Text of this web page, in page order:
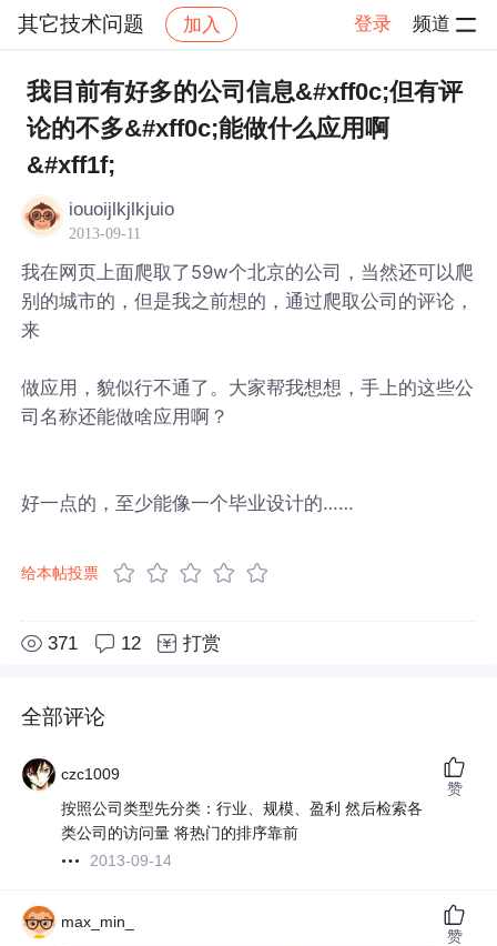
其它技术问题 加入 登录 频道
社区 其它技术问题 帖子详情
我目前有好多的公司信息&#xff0c;但有评
论的不多&#xff0c;能做什么应用啊
&#xff1f;
iouoijlkjlkjuio
2013-09-11
我在网页上面爬取了59w个北京的公司，当然还可以爬
别的城市的，但是我之前想的，通过爬取公司的评论，
来
做应用，貌似行不通了。大家帮我想想，手上的这些公
司名称还能做啥应用啊？
好一点的，至少能像一个毕业设计的……
给本帖投票
371 12 打赏
全部评论
czc1009
按照公司类型先分类：行业、规模、盈利 然后检索各
类公司的访问量 将热门的排序靠前
2013-09-14
赞
max_min_
赞